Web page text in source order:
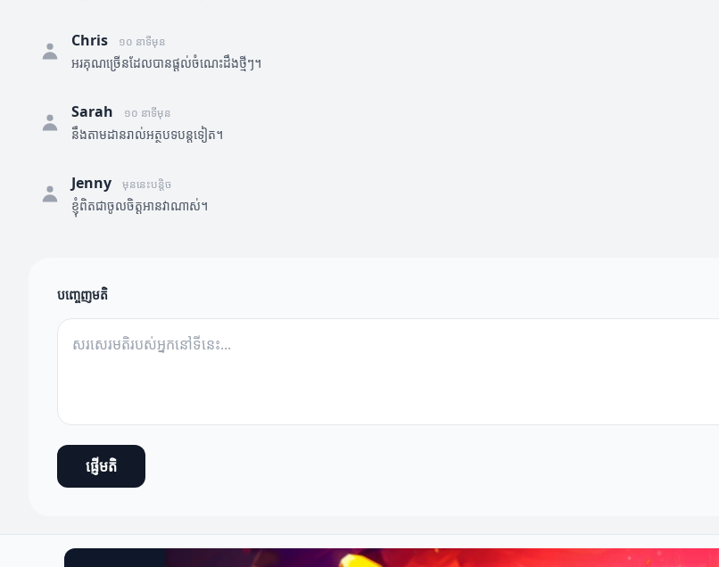
Chris ១០ នាទីមុន
អរគុណច្រើនដែលបានផ្តល់ចំណេះដឹងថ្មីៗ។
Sarah ១០ នាទីមុន
នឹងតាមដានរាល់អត្ថបទបន្តទៀត។
Jenny មុននេះបន្តិច
ខ្ញុំពិតជាចូលចិត្តអានវាណាស់។
បញ្ចេញមតិ
ផ្ញើមតិ